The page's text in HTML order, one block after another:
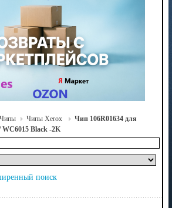
Чипы Чипы Xerox
Чип 106R01634 для
WC6015 Black -2K
поиск